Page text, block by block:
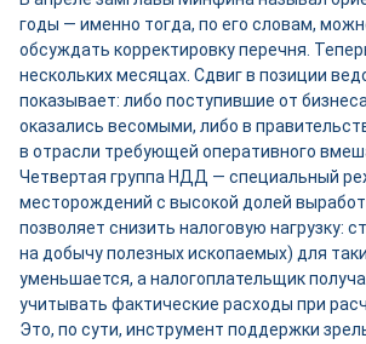
годы — именно тогда, по его словам,
обсуждать корректировку перечня.
нескольких месяцах. Сдвиг в позиции
показывает: либо поступившие от
оказались весомыми, либо в
в отрасли требующей оперативного
Четвертая группа НДД — специальный
месторождений с высокой долей
позволяет снизить налоговую нагрузку:
на добычу полезных ископаемых) для
уменьшается, а налогоплательщик
учитывать фактические расходы при
Это, по сути, инструмент поддержки